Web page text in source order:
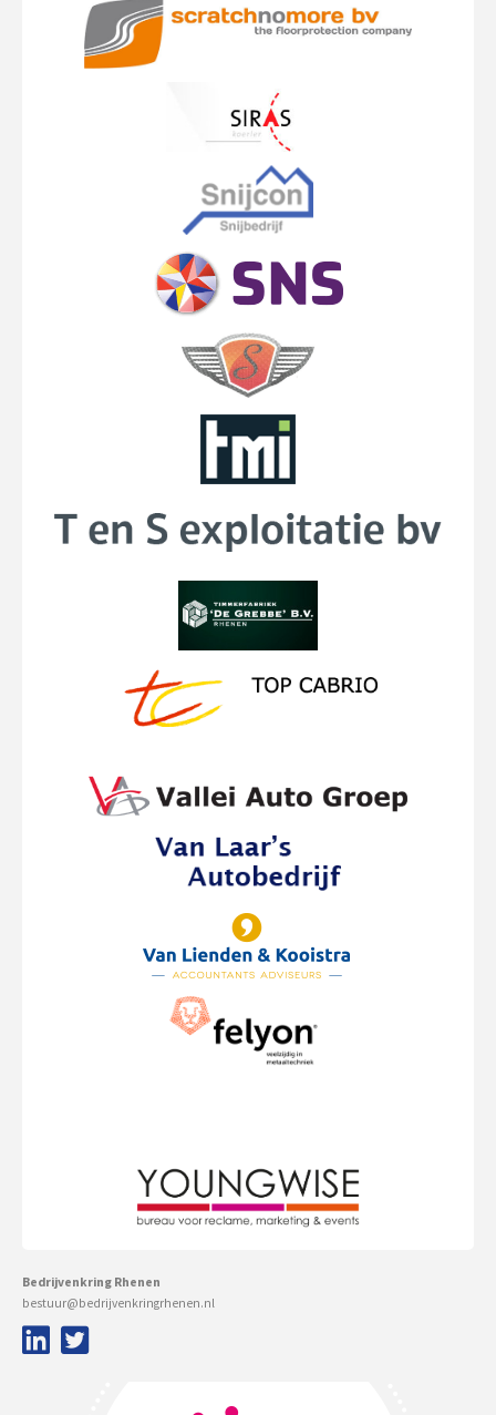
Bedrijvenkring Rhenen
bestuur@bedrijvenkringrhenen.nl